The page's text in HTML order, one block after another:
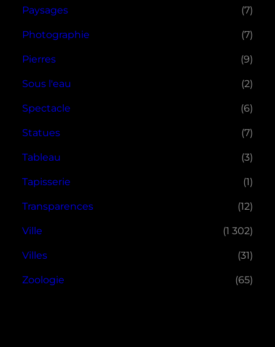
Paysages (7)
Photographie (7)
Pierres (9)
Sous l'eau (2)
Spectacle (6)
Statues (7)
Tableau (3)
Tapisserie (1)
Transparences (12)
Ville (1 302)
Villes (31)
Zoologie (65)